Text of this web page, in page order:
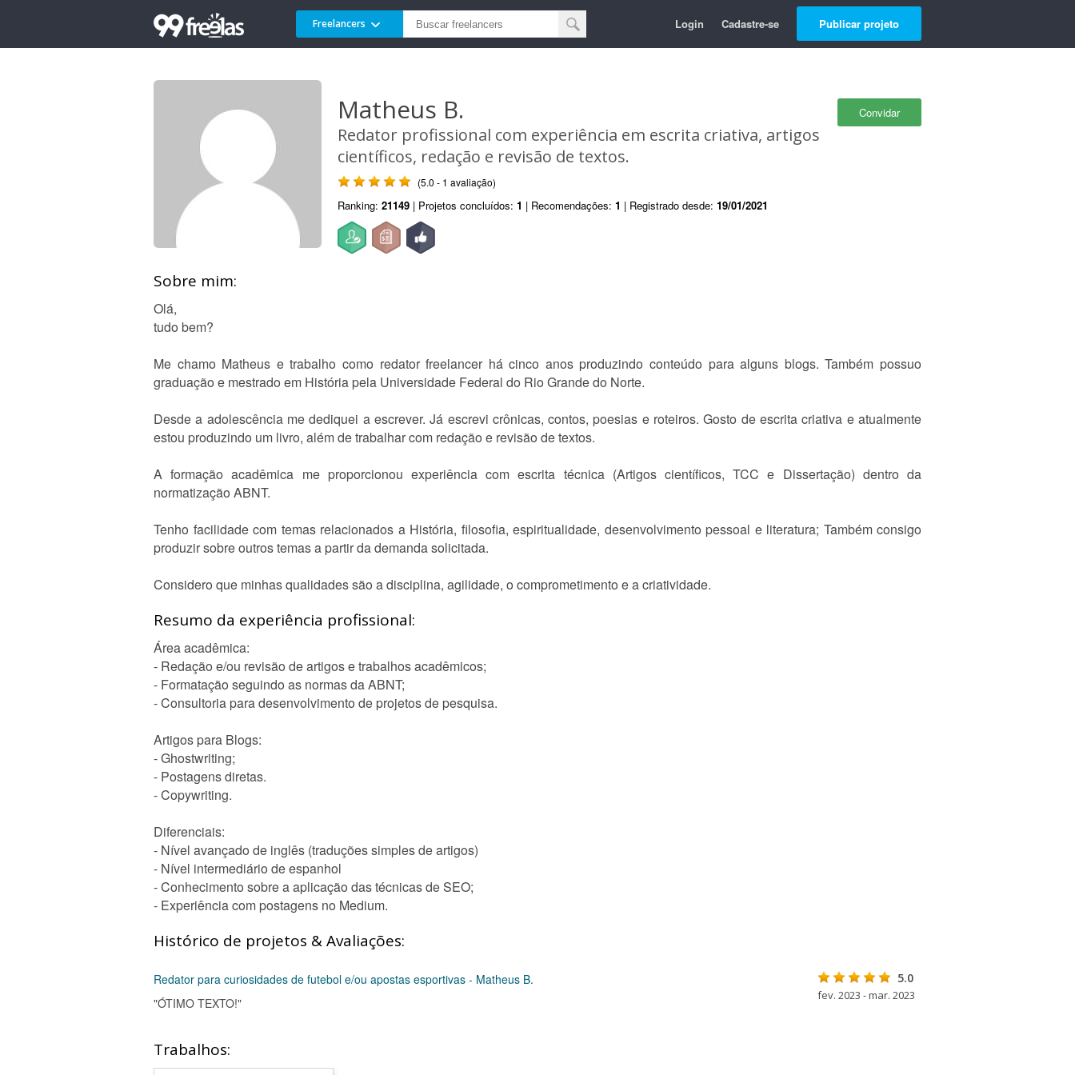
Freelancers Login Cadastre-se Publicar projeto
Convidar
Matheus B.
Redator profissional com experiência em escrita criativa, artigos
científicos, redação e revisão de textos.
(5.0 - 1 avaliação)
Ranking: 21149 | Projetos concluídos: 1 | Recomendações: 1 | Registrado desde: 19/01/2021
Sobre mim:
Olá,
tudo bem?
Me chamo Matheus e trabalho como redator freelancer há cinco anos produzindo conteúdo para alguns blogs. Também possuo
graduação e mestrado em História pela Universidade Federal do Rio Grande do Norte.
Desde a adolescência me dediquei a escrever. Já escrevi crônicas, contos, poesias e roteiros. Gosto de escrita criativa e atualmente
estou produzindo um livro, além de trabalhar com redação e revisão de textos.
A formação acadêmica me proporcionou experiência com escrita técnica (Artigos científicos, TCC e Dissertação) dentro da
normatização ABNT.
Tenho facilidade com temas relacionados a História, filosofia, espiritualidade, desenvolvimento pessoal e literatura; Também consigo
produzir sobre outros temas a partir da demanda solicitada.
Considero que minhas qualidades são a disciplina, agilidade, o comprometimento e a criatividade.
Resumo da experiência profissional:
Área acadêmica:
- Redação e/ou revisão de artigos e trabalhos acadêmicos;
- Formatação seguindo as normas da ABNT;
- Consultoria para desenvolvimento de projetos de pesquisa.
Artigos para Blogs:
- Ghostwriting;
- Postagens diretas.
- Copywriting.
Diferenciais:
- Nível avançado de inglês (traduções simples de artigos)
- Nível intermediário de espanhol
- Conhecimento sobre a aplicação das técnicas de SEO;
- Experiência com postagens no Medium.
Histórico de projetos & Avaliações:
Redator para curiosidades de futebol e/ou apostas esportivas - Matheus B.
"ÓTIMO TEXTO!"
5.0
fev. 2023 - mar. 2023
Trabalhos: